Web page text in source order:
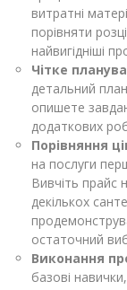
витратні
порівняти
найвигідніші
Чітке
детальний
опишете
додаткових
Порівняння
на послуги
Вивчіть прайс
декількох
остаточний
Виконання
базові